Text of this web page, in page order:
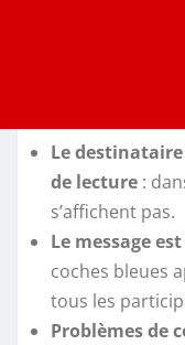
Le
de lecture :
s’affichent pas.
Le message
coches bleues
tous les
Problèmes de